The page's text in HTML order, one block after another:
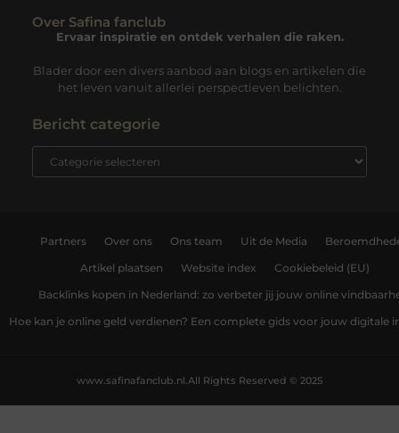
Over Safina fanclub
Ervaar inspiratie en ontdek verhalen die raken.
Blader door een divers aanbod aan blogs en artikelen die
het leven vanuit allerlei perspectieven belichten.
Bericht categorie
Partners Over ons Ons team Uit de Media
Artikel plaatsen Website index Cookiebeleid (EU)
Backlinks kopen in Nederland: zo verbeter jij jouw online
Hoe kan je online geld verdienen? Een complete gids voor jouw digitale
All Rights Reserved © 2025
www.safinafanclub.nl.